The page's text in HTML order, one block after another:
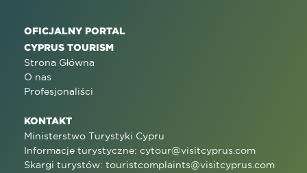
OFICJALNY PORTAL
CYPRUS TOURISM
Strona Główna
O nas
Profesjonaliści
KONTAKT
Ministerstwo Turystyki Cypru
Informacje turystyczne: cytour@visitcyprus.com
Skargi turystów: touristcomplaints@visitcyprus.com